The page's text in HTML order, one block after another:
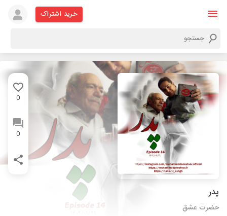
خرید اشتراک
0
0
پدر
حضرت عشق